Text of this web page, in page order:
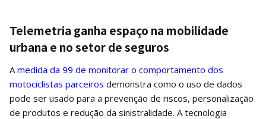
Telemetria ganha espaço na mobilidade
urbana e no setor de seguros
A medida da 99 de monitorar o comportamento dos
motociclistas parceiros demonstra como o uso de dados
pode ser usado para a prevenção de riscos, personalização
de produtos e redução da sinistralidade. A tecnologia